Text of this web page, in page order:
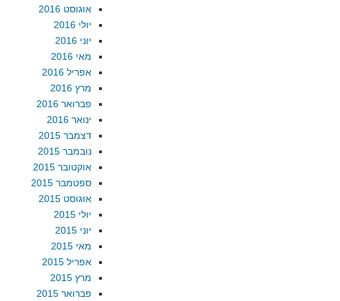
אוגוסט 2016
יולי 2016
יוני 2016
מאי 2016
אפריל 2016
מרץ 2016
פברואר 2016
ינואר 2016
דצמבר 2015
נובמבר 2015
אוקטובר 2015
ספטמבר 2015
אוגוסט 2015
יולי 2015
יוני 2015
מאי 2015
אפריל 2015
מרץ 2015
פברואר 2015